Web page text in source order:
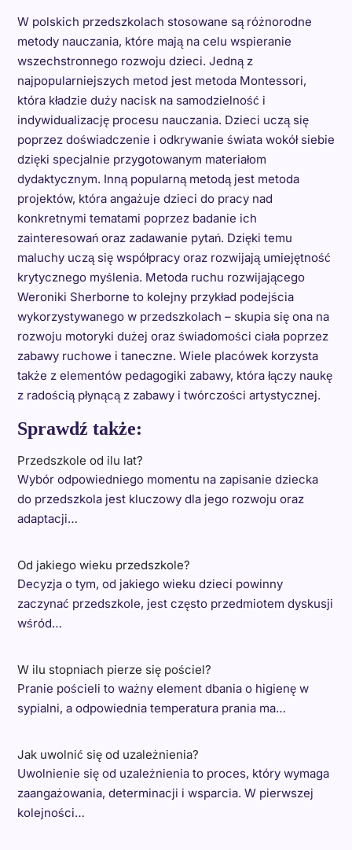
W polskich przedszkolach stosowane są różnorodne
metody nauczania, które mają na celu wspieranie
wszechstronnego rozwoju dzieci. Jedną z
najpopularniejszych metod jest metoda Montessori,
która kładzie duży nacisk na samodzielność i
indywidualizację procesu nauczania. Dzieci uczą się
poprzez doświadczenie i odkrywanie świata wokół siebie
dzięki specjalnie przygotowanym materiałom
dydaktycznym. Inną popularną metodą jest metoda
projektów, która angażuje dzieci do pracy nad
konkretnymi tematami poprzez badanie ich
zainteresowań oraz zadawanie pytań. Dzięki temu
maluchy uczą się współpracy oraz rozwijają umiejętność
krytycznego myślenia. Metoda ruchu rozwijającego
Weroniki Sherborne to kolejny przykład podejścia
wykorzystywanego w przedszkolach – skupia się ona na
rozwoju motoryki dużej oraz świadomości ciała poprzez
zabawy ruchowe i taneczne. Wiele placówek korzysta
także z elementów pedagogiki zabawy, która łączy naukę
z radością płynącą z zabawy i twórczości artystycznej.
Sprawdź także:
Przedszkole od ilu lat?
Wybór odpowiedniego momentu na zapisanie dziecka
do przedszkola jest kluczowy dla jego rozwoju oraz
adaptacji…
Od jakiego wieku przedszkole?
Decyzja o tym, od jakiego wieku dzieci powinny
zaczynać przedszkole, jest często przedmiotem dyskusji
wśród…
W ilu stopniach pierze się pościel?
Pranie pościeli to ważny element dbania o higienę w
sypialni, a odpowiednia temperatura prania ma…
Jak uwolnić się od uzależnienia?
Uwolnienie się od uzależnienia to proces, który wymaga
zaangażowania, determinacji i wsparcia. W pierwszej
kolejności…